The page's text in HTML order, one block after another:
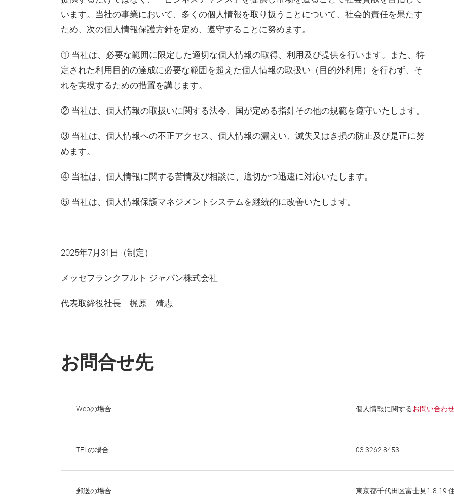
います。当社の事業において、多くの個人情報を取り扱うことについて、社会的責任を果たす
ため、次の個人情報保護方針を定め、遵守することに努めます。
① 当社は、必要な範囲に限定した適切な個人情報の取得、利用及び提供を行います。また、特
定された利用目的の達成に必要な範囲を超えた個人情報の取扱い（目的外利用）を行わず、そ
れを実現するための措置を講じます。
② 当社は、個人情報の取扱いに関する法令、国が定める指針その他の規範を遵守いたします。
③ 当社は、個人情報への不正アクセス、個人情報の漏えい、滅失又はき損の防止及び是正に努
めます。
④ 当社は、個人情報に関する苦情及び相談に、適切かつ迅速に対応いたします。
⑤ 当社は、個人情報保護マネジメントシステムを継続的に改善いたします。
2025年7月31日（制定）
メッセフランクフルト ジャパン株式会社
代表取締役社長 梶原 靖志
お問合せ先
Webの場合 個人情報に関するお問い合わ
TELの場合 03 3262 8453
郵送の場合 東京都千代田区富士見1-8-19